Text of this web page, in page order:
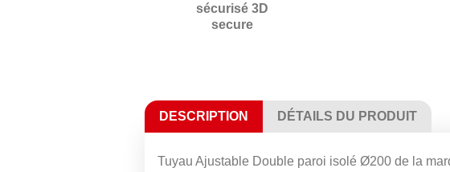
sécurisé 3D
secure
DESCRIPTION DÉTAILS DU PRODUIT
Tuyau Ajustable Double paroi isolé Ø200 de la